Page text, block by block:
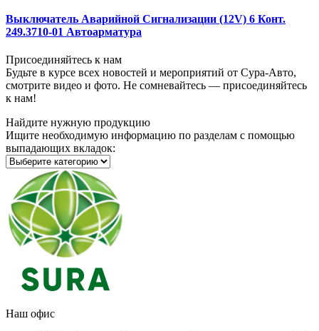
Выключатель Аварийной Сигнализации (12V) 6 Конт.
249.3710-01 Автоарматура
Присоединяйтесь к нам
Будьте в курсе всех новостей и мероприятий от Сура-Авто,
смотрите видео и фото. Не сомневайтесь — присоединяйтесь
к нам!
Найдите нужную продукцию
Ищите необходимую информацию по разделам с помощью
выпадающих вкладок:
Наш офис